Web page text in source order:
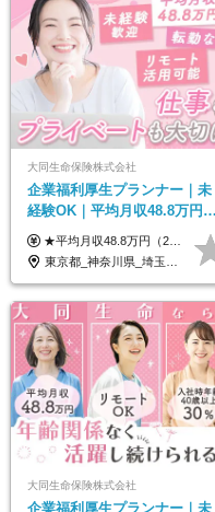
大同生命保険株式会社
企業福利厚生プランナー｜未
経験OK｜平均月収48.8万円｜
リモートOK｜残業ほぼなし｜
転勤なし｜女性活躍中
★平均月収48.8万円（2025年度実績） ★安心の固定給＋賞与年2回＋インセンティブ！手当も充実 月給21万円～23万円＋諸手当＋インセンティブ＋賞与年2回 ※給与は年間平均の税込定例給与です。賞与は含みません。 ※約3週間の研修期間中は日当8000円を支給いたします。 ※試用期間6ヵ月あり（期間中の条件変更なし） ◆東京・神奈川・千葉・埼玉・愛知（一部）・京都・大阪・兵庫（一部）：月給23万円以上 ◆静岡（一部）・三重・岐阜：月給22万円以上 ◆上記以外の地域：月給21万円以上
東京都_神奈川県_埼玉県_千葉県_大阪府_愛知県_北海道_青森県_岩手県_宮城県_秋田県_山形県_福島県_茨城県_栃木県_群馬県_新潟県_山梨県_長野県_富山県_石川県_福井県_静岡県_岐阜県_三重県_兵庫県_京都府_滋賀県_奈良県_和歌山県_広島県_岡山県_鳥取県_島根県_山口県_徳島県_香川県_愛媛県_高知県_福岡県_熊本県_佐賀県_長崎県_大分県_宮崎県_鹿児島県_沖縄県
大同生命保険株式会社
企業福利厚生プランナー｜未